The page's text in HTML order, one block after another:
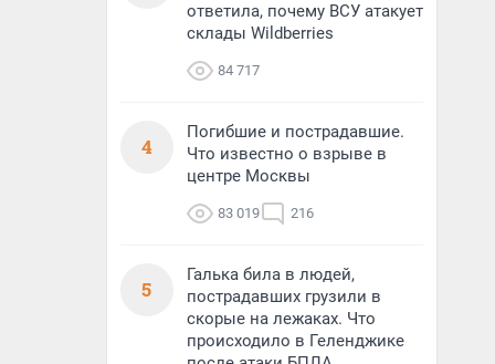
ответила, почему ВСУ атакует
склады Wildberries
84 717
4
Погибшие и пострадавшие.
Что известно о взрыве в
центре Москвы
83 019 216
5
Галька била в людей,
пострадавших грузили в
скорые на лежаках. Что
происходило в Геленджике